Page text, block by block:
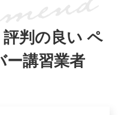
者
判の良い ペ
ー講習業者